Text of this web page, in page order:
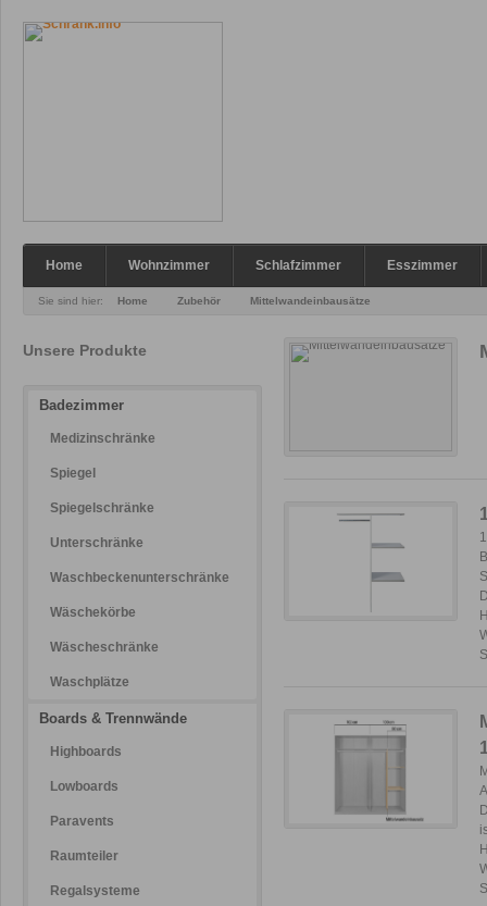
Home Wohnzimmer Schlafzimmer Esszimmer
Sie sind hier: Home Zubehör Mittelwandeinbausätze
Unsere Produkte
Badezimmer
Medizinschränke
Spiegel
Spiegelschränke
Unterschränke
Waschbeckenunterschränke
Wäschekörbe
Wäscheschränke
Waschplätze
Boards & Trennwände
Highboards
Lowboards
Paravents
Raumteiler
Regalsysteme